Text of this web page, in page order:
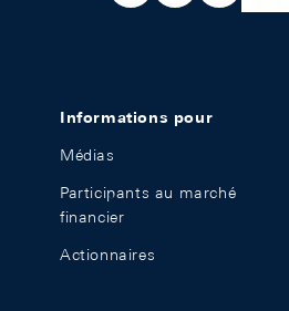
Informations pour
Médias
Participants au marché
financier
Actionnaires